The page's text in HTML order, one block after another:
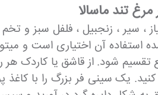
تند ماسالا
، سیر ، زنجبیل ، فلفل سبز و